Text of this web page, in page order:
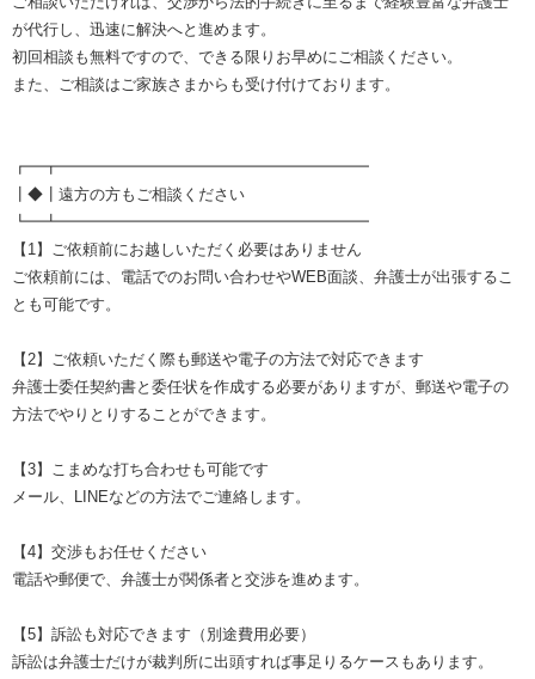
が代行し、迅速に解決へと進めます。
初回相談も無料ですので、できる限りお早めにご相談ください。
また、ご相談はご家族さまからも受け付けております。
┏━┳━━━━━━━━━━━━━━━━━━━━
┃◆┃遠方の方もご相談ください
┗━┻━━━━━━━━━━━━━━━━━━━━
【1】ご依頼前にお越しいただく必要はありません
ご依頼前には、電話でのお問い合わせやWEB面談、弁護士が出張するこ
とも可能です。
【2】ご依頼いただく際も郵送や電子の方法で対応できます
弁護士委任契約書と委任状を作成する必要がありますが、郵送や電子の
方法でやりとりすることができます。
【3】こまめな打ち合わせも可能です
メール、LINEなどの方法でご連絡します。
【4】交渉もお任せください
電話や郵便で、弁護士が関係者と交渉を進めます。
【5】訴訟も対応できます（別途費用必要）
訴訟は弁護士だけが裁判所に出頭すれば事足りるケースもあります。